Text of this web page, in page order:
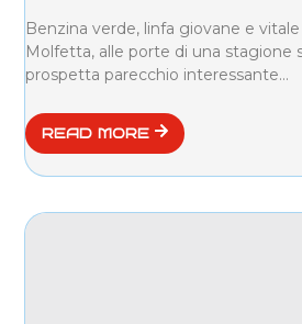
Benzina verde, linfa giovane e vitale
Molfetta, alle porte di una stagione
prospetta parecchio interessante...
READ MORE